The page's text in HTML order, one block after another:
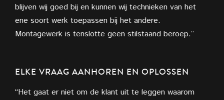
blijven wij goed bij en kunnen wij technieken van het
ene soort werk toepassen bij het andere.
Montagewerk is tenslotte geen stilstaand beroep.”
ELKE VRAAG AANHOREN EN OPLOSSEN
“Het gaat er niet om de klant uit te leggen waarom